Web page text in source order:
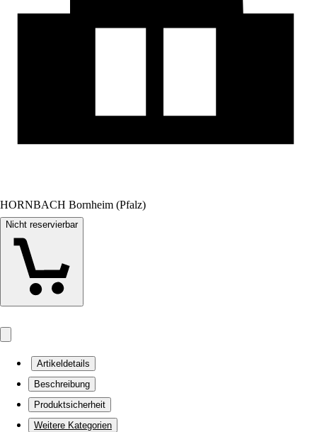
HORNBACH Bornheim (Pfalz)
Nicht reservierbar
Artikeldetails
Beschreibung
Produktsicherheit
Weitere Kategorien